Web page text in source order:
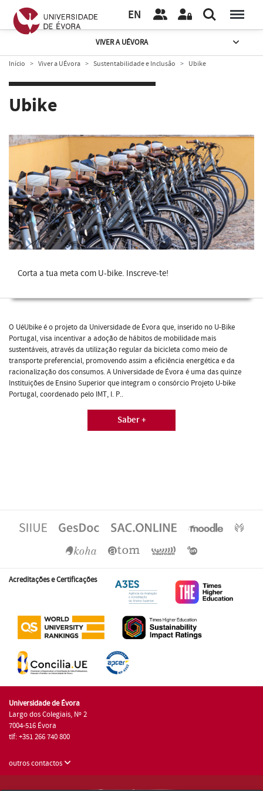
EN
VIVER A UÉVORA
Início Viver a UÉvora Sustentabilidade e Inclusão Ubike
Ubike
Corta a tua meta com U-bike. Inscreve-te!
O UéUbike é o projeto da Universidade de Évora que, inserido no U-Bike
Portugal, visa incentivar a adoção de hábitos de mobilidade mais
sustentáveis, através da utilização regular da bicicleta como meio de
transporte preferencial, promovendo assim a eficiência energética e da
racionalização dos consumos. A Universidade de Évora é uma das quinze
Instituições de Ensino Superior que integram o consórcio Projeto U-bike
Portugal, coordenado pelo IMT, I. P..
Saber +
Acreditações e Certificações
Universidade de Évora
Largo dos Colegiais, Nº 2
7004-516 Évora
tlf: +351 266 740 800
outros contactos